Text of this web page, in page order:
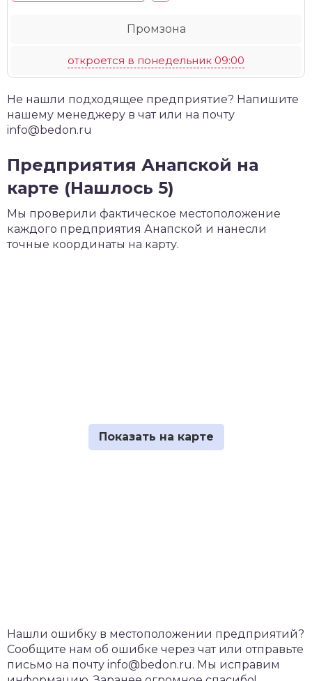
Промзона
откроется в понедельник 09:00
Не нашли подходящее предприятие? Напишите
нашему менеджеру в чат или на почту
info@bedon.ru
Предприятия Анапской на
карте (Нашлось 5)
Мы проверили фактическое местоположение
каждого предприятия Анапской и нанесли
точные координаты на карту.
Нашли ошибку в местоположении предприятий?
Сообщите нам об ошибке через чат или отправьте
письмо на почту info@bedon.ru. Мы исправим